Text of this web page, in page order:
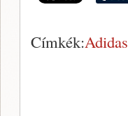
Címkék:Adidas